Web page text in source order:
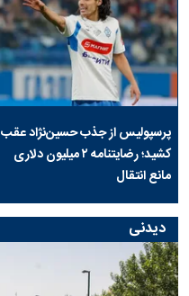
پرسپولیس از جذب حسین‌نژاد عقب
کشید؛ رضایتنامه ۲ میلیون دلاری
مانع انتقال
دیدنی